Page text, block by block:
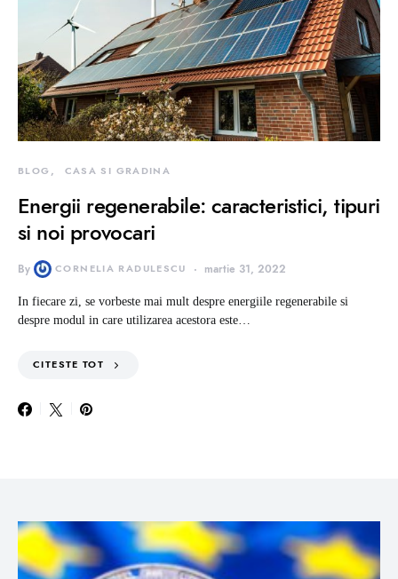
BLOG CASA SI GRADINA
Energii regenerabile: caracteristici, tipuri
si noi provocari
By CORNELIA RADULESCU martie 31, 2022
In fiecare zi, se vorbeste mai mult despre energiile regenerabile si
despre modul in care utilizarea acestora este…
CITESTE TOT